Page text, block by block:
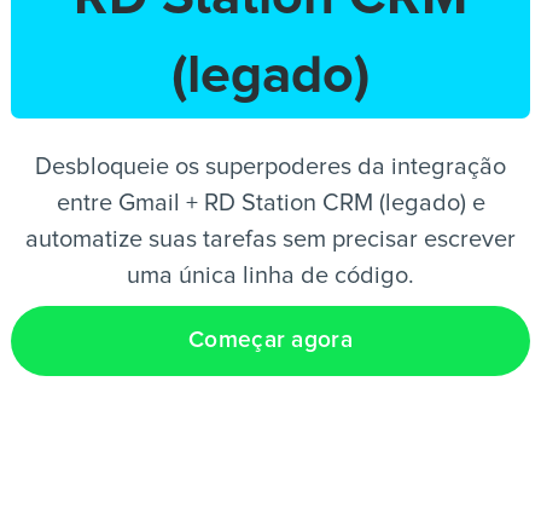
PT
(legado)
Desbloqueie os superpoderes da integração
entre Gmail + RD Station CRM (legado) e
automatize suas tarefas sem precisar escrever
uma única linha de código.
Começar agora